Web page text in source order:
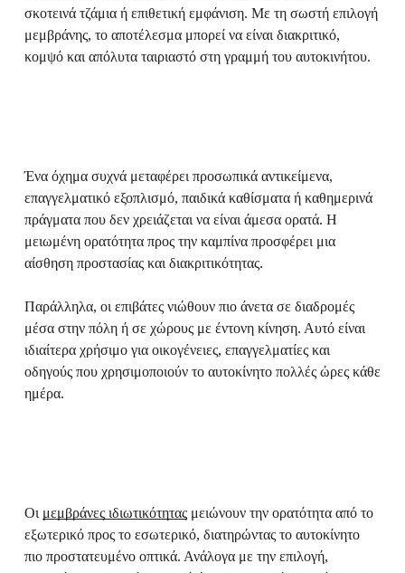
σκοτεινά τζάμια ή επιθετική εμφάνιση. Με τη σωστή επιλογή
μεμβράνης, το αποτέλεσμα μπορεί να είναι διακριτικό,
κομψό και απόλυτα ταιριαστό στη γραμμή του αυτοκινήτου.
Ένα όχημα συχνά μεταφέρει προσωπικά αντικείμενα,
επαγγελματικό εξοπλισμό, παιδικά καθίσματα ή καθημερινά
πράγματα που δεν χρειάζεται να είναι άμεσα ορατά. Η
μειωμένη ορατότητα προς την καμπίνα προσφέρει μια
αίσθηση προστασίας και διακριτικότητας.
Παράλληλα, οι επιβάτες νιώθουν πιο άνετα σε διαδρομές
μέσα στην πόλη ή σε χώρους με έντονη κίνηση. Αυτό είναι
ιδιαίτερα χρήσιμο για οικογένειες, επαγγελματίες και
οδηγούς που χρησιμοποιούν το αυτοκίνητο πολλές ώρες κάθε
ημέρα.
Οι μεμβράνες ιδιωτικότηταςμειώνουν την ορατότητα από το
εξωτερικό προς το εσωτερικό, διατηρώντας το αυτοκίνητο
πιο προστατευμένο οπτικά. Ανάλογα με την επιλογή,